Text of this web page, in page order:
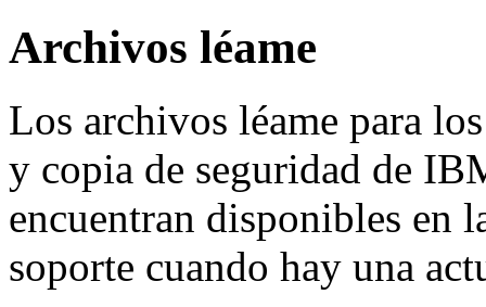
Archivos léame
Los archivos léame para
y copia de seguridad de
encuentran disponibles en
soporte cuando hay una